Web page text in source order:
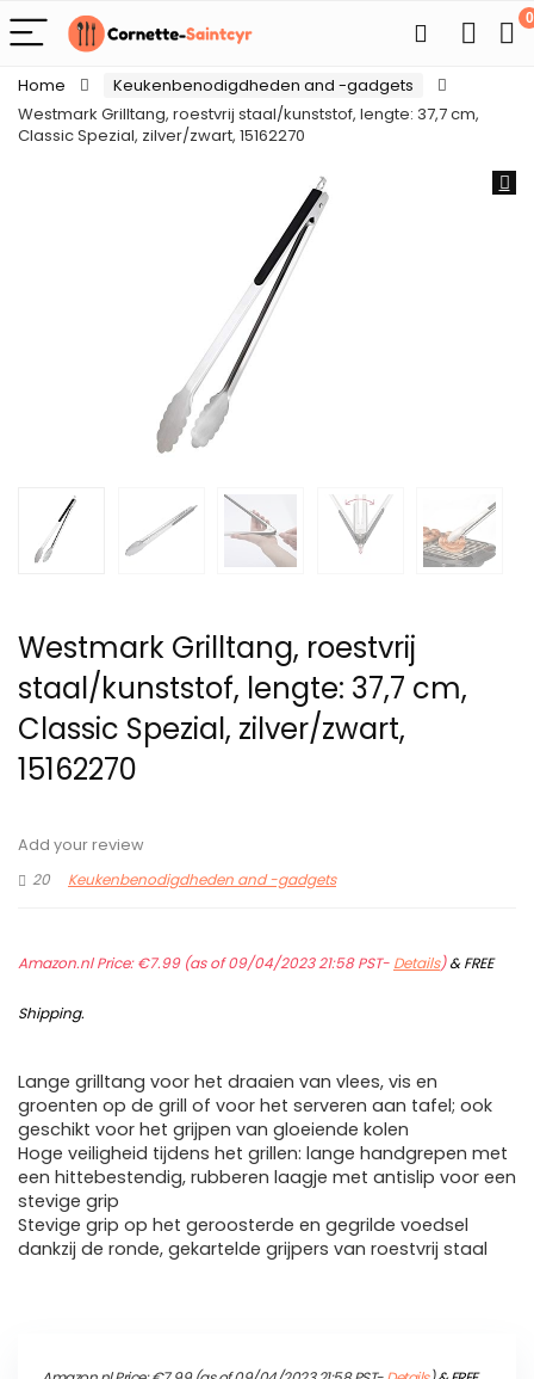
0
Home
Keukenbenodigdheden and -gadgets
Westmark Grilltang, roestvrij staal/kunststof, lengte: 37,7 cm,
Classic Spezial, zilver/zwart, 15162270
Westmark Grilltang, roestvrij
staal/kunststof, lengte: 37,7 cm,
Classic Spezial, zilver/zwart,
15162270
Add your review
20
Keukenbenodigdheden and -gadgets
Amazon.nl Price:€7.99(as of 09/04/2023 21:58 PST- Details)&FREE
Shipping.
Lange grilltang voor het draaien van vlees, vis en
groenten op de grill of voor het serveren aan tafel; ook
geschikt voor het grijpen van gloeiende kolen
Hoge veiligheid tijdens het grillen: lange handgrepen met
een hittebestendig, rubberen laagje met antislip voor een
stevige grip
Stevige grip op het geroosterde en gegrilde voedsel
dankzij de ronde, gekartelde grijpers van roestvrij staal